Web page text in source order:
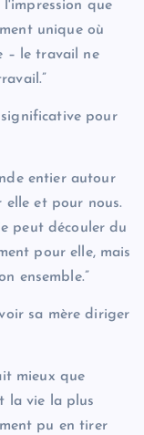
que
unique où
– le travail ne
pour
entier autour
et pour nous.
peut découler du
pour elle, mais
ensemble.”
sa mère diriger
mieux que
la vie la plus
pu en tirer